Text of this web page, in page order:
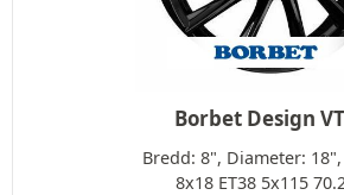
Borbet Design
Bredd: 8", Diameter:
8x18 ET38 5x115